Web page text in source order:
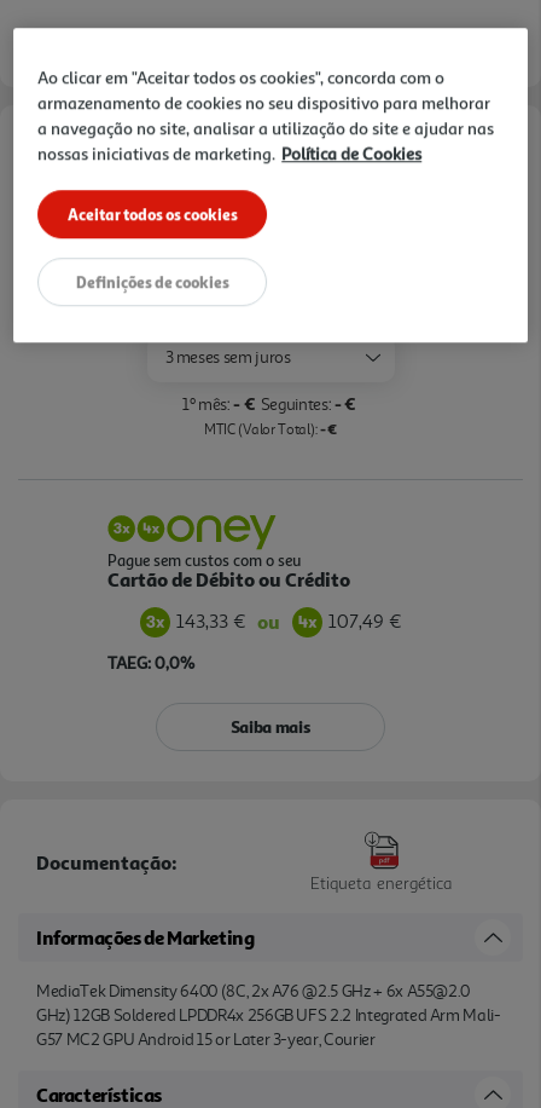
Opções de Financiamento
TAEG: 18,4%
Pague com o seu
Cartão Oney Auchan
saiba mais >
3 meses sem juros
1º mês:- € Seguintes:- €
MTIC (Valor Total):- €
Pague sem custos com o seu
Cartão de Débito ou Crédito
143,33 € ou 107,49 €
TAEG: 0,0%
Saiba mais
Documentação:
Etiqueta energética
Informações de Marketing
MediaTek Dimensity 6400 (8C, 2x A76 @2.5 GHz + 6x A55@2.0
GHz) 12GB Soldered LPDDR4x 256GB UFS 2.2 Integrated Arm Mali-
G57 MC2 GPU Android 15 or Later 3-year, Courier
Características
Ao clicar em "Aceitar todos os cookies", concorda com o
armazenamento de cookies no seu dispositivo para melhorar
a navegação no site, analisar a utilização do site e ajudar nas
nossas iniciativas de marketing. Política de Cookies
Aceitar todos os cookies
Definições de cookies